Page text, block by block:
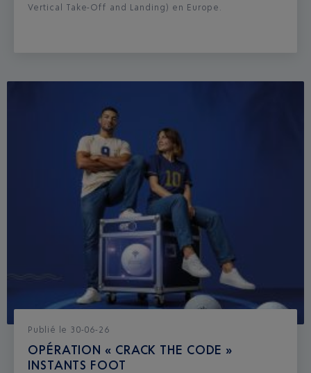
Vertical Take-Off and Landing) en Europe.
Publié le 30-06-26
OPÉRATION « CRACK THE CODE »
INSTANTS FOOT